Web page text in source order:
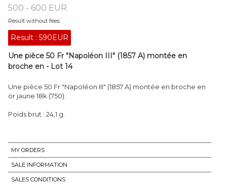
500 - 600 EUR
Result without fees
Result : 590EUR
Une pièce 50 Fr "Napoléon III" (1857 A) montée en
broche en - Lot 14
Une pièce 50 Fr "Napoléon III" (1857 A) montée en broche en
or jaune 18k (750).
Poids brut : 24,1 g.
MY ORDERS
SALE INFORMATION
SALES CONDITIONS